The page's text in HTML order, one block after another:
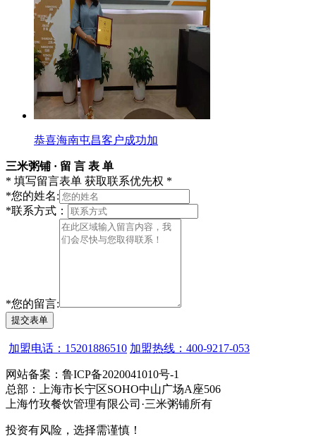
恭喜海南屯昌客户成功加
三米粥铺 · 留 言 表 单
* 填写留言表单 获取联系优先权 *
*您的姓名:
*联系方式：
*您的留言:
提交表单
加盟电话：15201886510 加盟热线：400-9217-053
网站备案：鲁ICP备2020041010号-1
总部：上海市长宁区SOHO中山广场A座506
上海竹玫餐饮管理有限公司·三米粥铺所有
投资有风险，选择需谨慎！